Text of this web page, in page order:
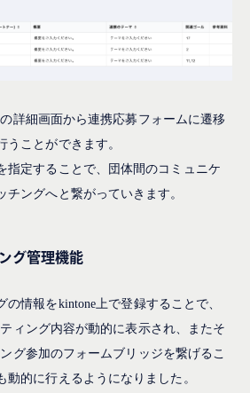
詳細画面から連携応募フォームに遷移
うことができます。
指定することで、団体間のコミュニケ
チングへと繋がっていきます。
グ管理機能
情報をkintone上で登録することで、
ィング内容が動的に表示され、またそ
グ参加のフォームブリッジを繋げるこ
動的に行えるようになりました。